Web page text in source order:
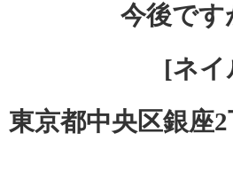
今後です
[ネイ
東京都中央区銀座